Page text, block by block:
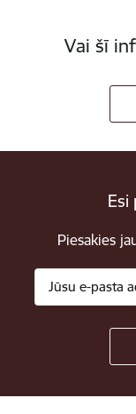
Vai šī
Esi
Piesakies